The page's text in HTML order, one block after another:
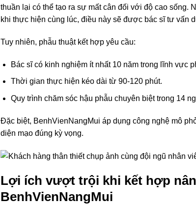
thuần lại có thể tạo ra sự mất cân đối với độ cao sống.
khi thực hiện cùng lúc, điều này sẽ được bác sĩ tư vấn
Tuy nhiên, phẫu thuật kết hợp yêu cầu:
Bác sĩ có kinh nghiệm ít nhất 10 năm trong lĩnh vực
Thời gian thực hiện kéo dài từ 90-120 phút.
Quy trình chăm sóc hậu phẫu chuyên biệt trong 14
Đặc biệt, BenhVienNangMui áp dụng công nghệ mô
diện mạo đúng kỳ vọng.
Lợi ích vượt trội khi kết hợp
BenhVienNangMui